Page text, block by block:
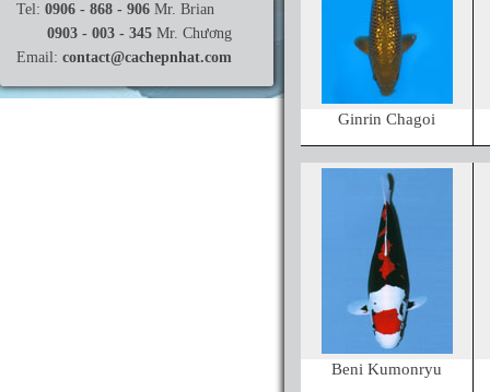
Kohaku
Kujaku
Tel: 0906 - 868 - 906 Mr. Brian
0903 - 003 - 345 Mr. Chương
Email: contact@cachepnhat.com
Ginrin Chagoi
Beni Kumonryu